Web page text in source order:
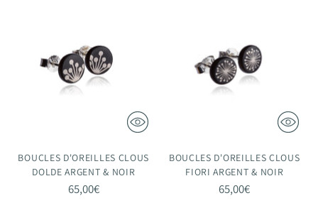
BOUCLES D'OREILLES CLOUS
DOLDE ARGENT & NOIR
65,00€
BOUCLES D'OREILLES CLOUS
FIORI ARGENT & NOIR
65,00€